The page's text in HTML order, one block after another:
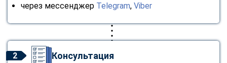
через мессенджер Telegram, Viber
2 Консультация